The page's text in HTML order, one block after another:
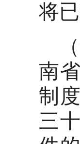
将
南
制
三